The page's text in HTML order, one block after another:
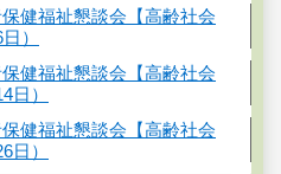
健福祉懇談会【高齢社会
）
健福祉懇談会【高齢社会
日）
健福祉懇談会【高齢社会
日）